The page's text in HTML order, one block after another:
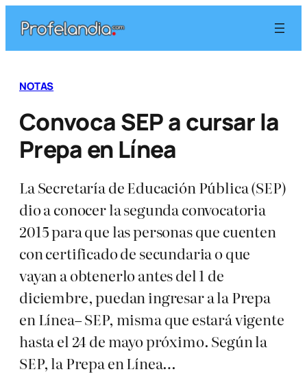
contenido
NOTAS
Convoca SEP a cursar la
Prepa en Línea
La Secretaría de Educación Pública (SEP)
dio a conocer la segunda convocatoria
2015 para que las personas que cuenten
con certificado de secundaria o que
vayan a obtenerlo antes del 1 de
diciembre, puedan ingresar a la Prepa
en Línea– SEP, misma que estará vigente
hasta el 24 de mayo próximo. Según la
SEP, la Prepa en Línea…